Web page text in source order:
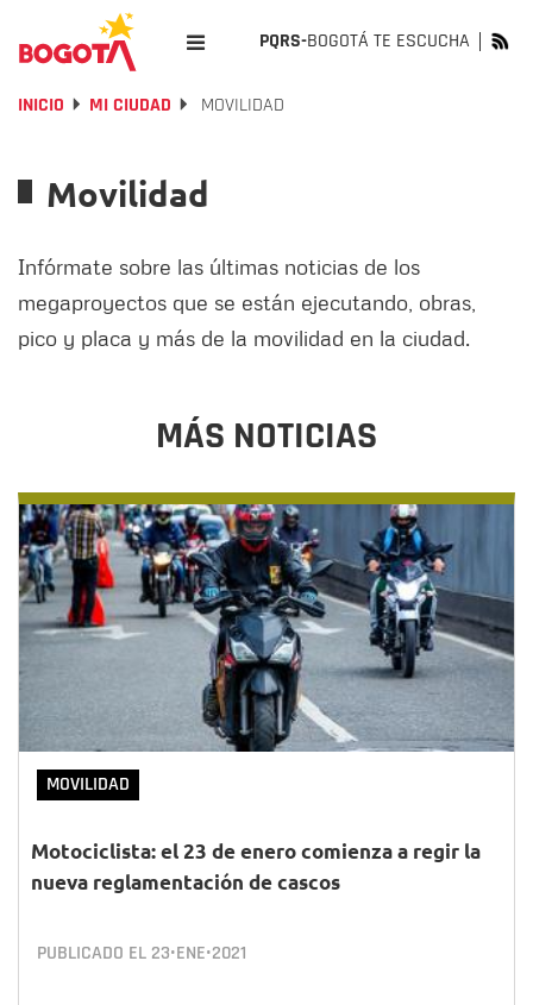
PQRS-BOGOTÁ TE ESCUCHA
INICIO MI CIUDAD MOVILIDAD
Movilidad
Infórmate sobre las últimas noticias de los
megaproyectos que se están ejecutando, obras,
pico y placa y más de la movilidad en la ciudad.
MÁS NOTICIAS
MOVILIDAD
Motociclista: el 23 de enero comienza a regir la
nueva reglamentación de cascos
PUBLICADO EL 23•ENE•2021